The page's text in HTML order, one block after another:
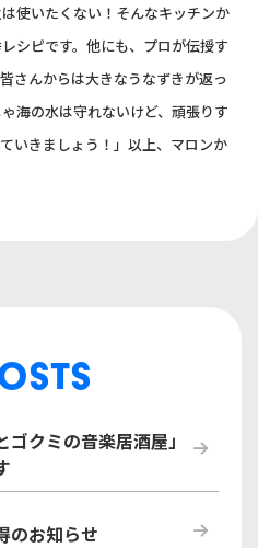
使いたくない！そんなキッチンか
シピです。他にも、プロが伝授す
さんからは大きなうなずきが返っ
海の水は守れないけど、頑張りす
いきましょう！」以上、マロンか
クミの音楽居酒屋」
のお知らせ